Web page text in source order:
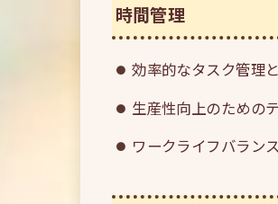
時間管理
効率的なタスク管理
生産性向上のための
ワークライフバラン